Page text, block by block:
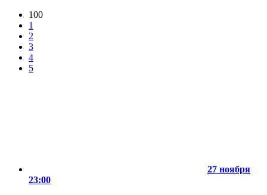
100
1
2
3
4
5
27 ноября
23:00